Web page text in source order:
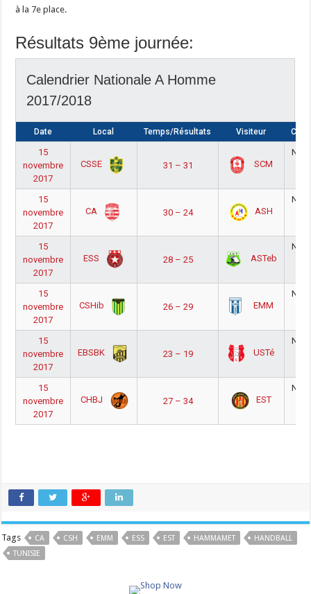
à la 7e place.
Résultats 9ème journée:
Calendrier Nationale A Homme
2017/2018
Date Local Temps/Résultats Visiteur
15
novembre
2017
CSSE 31 – 31 SCM
15
novembre
2017
CA 30 – 24 ASH
15
novembre
2017
ESS 28 – 25 ASTeb
15
novembre
2017
CSHib 26 – 29 EMM
15
novembre
2017
EBSBK 23 – 19 USTé
15
novembre
2017
CHBJ 27 – 34 EST
Tags CA CSH EMM ESS EST HAMMAMET
HANDBALL
TUNISIE